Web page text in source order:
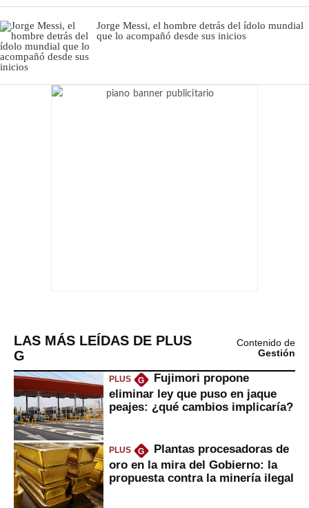
Jorge Messi, el hombre detrás del ídolo mundial
que lo acompañó desde sus inicios
LAS MÁS LEÍDAS DE PLUS
G
Contenido de
Gestión
PLUS G
Fujimori propone
eliminar ley que puso en jaque
peajes: ¿qué cambios implicaría?
PLUS G
Plantas procesadoras de
oro en la mira del Gobierno: la
propuesta contra la minería ilegal